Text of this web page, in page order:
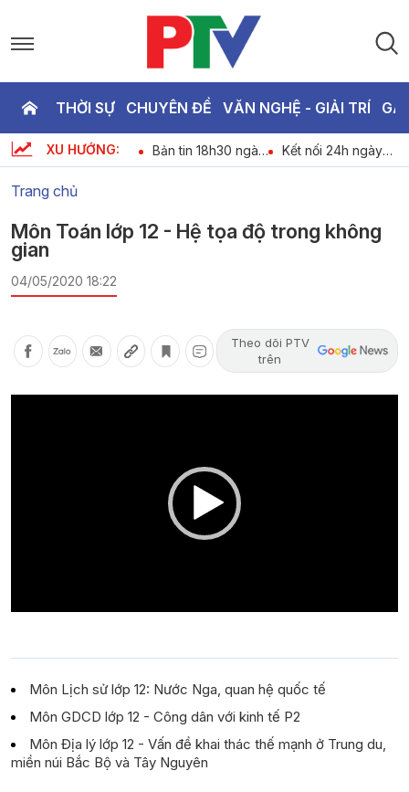
THỜI SỰ CHUYÊN ĐỀ VĂN NGHỆ - GIẢI TRÍ
XU HƯỚNG:
An ninh trật tự 24h
ngày 07-08-2026
Bản tin 18h30 ngày
07-08-2026
Kết nối 24h ngày
07-08-2026
Trang chủ
Môn Toán lớp 12 - Hệ tọa độ trong không
gian
04/05/2020 18:22
Theo dõi PTV
trên
Môn Lịch sử lớp 12: Nước Nga, quan hệ quốc tế
Môn GDCD lớp 12 - Công dân với kinh tế P2
Môn Địa lý lớp 12 - Vấn đề khai thác thế mạnh ở Trung du,
miền núi Bắc Bộ và Tây Nguyên